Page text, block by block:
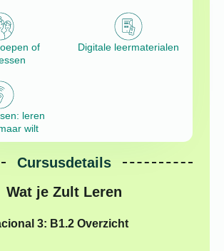
of
Digitale leermaterialen
leren
wilt
Cursusdetails
Wat je Zult Leren
3: B1.2 Overzicht